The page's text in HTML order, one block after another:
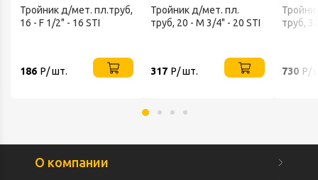
Тройник д/мет. пл.труб,
16 - F 1/2" - 16 STI
186 Р/ шт.
Тройник д/мет. пл.
труб, 20 - M 3/4" - 20 STI
317 Р/ шт.
труб,
730 Р/
О компании